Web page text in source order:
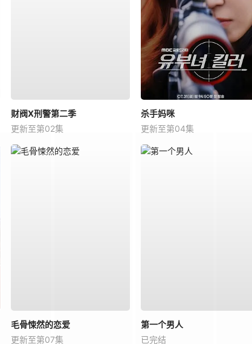
财阀X刑警第二季
更新至第02集
杀手妈咪
更新至第04集
毛骨悚然的恋爱
更新至第07集
第一个男人
已完结